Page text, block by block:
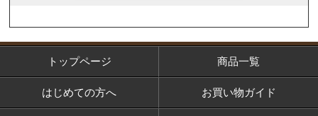
トップページ 商品一覧
はじめての方へ お買い物ガイド